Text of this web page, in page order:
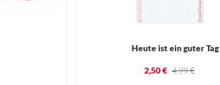
Heute ist ein guter Tag
2,50 € 4,99 €